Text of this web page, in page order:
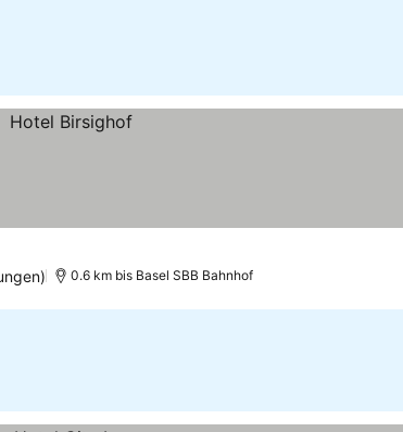
0.6 km bis Basel SBB Bahnhof